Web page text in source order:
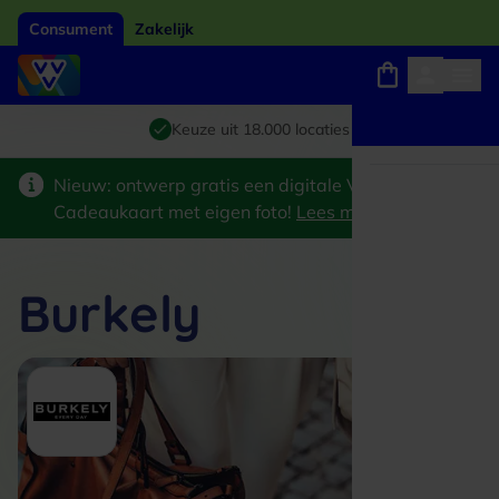
Consument Zakelijk
Giftcard van het jaar 2026
Keuze uit 18.000 locaties
Winkels, webshops en uitjes
Nieuw: ontwerp gratis een digitale VVV
Cadeaukaart met eigen foto! Lees meer
Burkely